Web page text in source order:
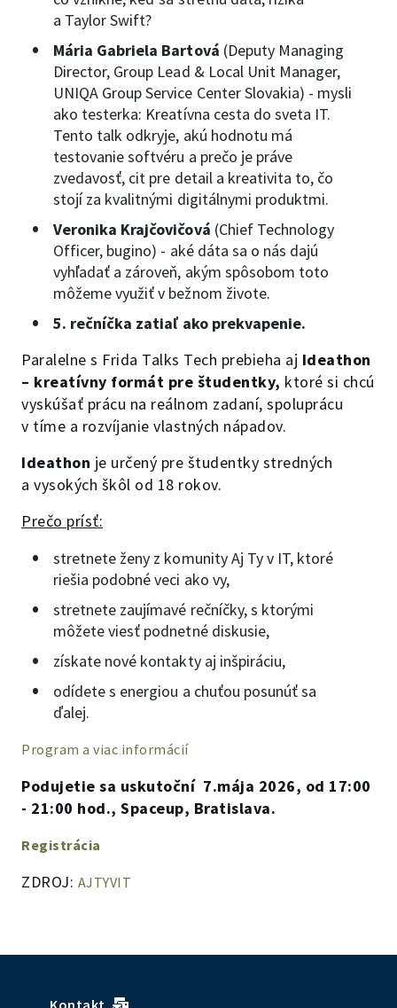
a Taylor Swift?
Mária Gabriela Bartová (Deputy Managing
Director, Group Lead & Local Unit Manager,
UNIQA Group Service Center Slovakia) - mysli
ako testerka: Kreatívna cesta do sveta IT.
Tento talk odkryje, akú hodnotu má
testovanie softvéru a prečo je práve
zvedavosť, cit pre detail a kreativita to, čo
stojí za kvalitnými digitálnymi produktmi.
Veronika Krajčovičová (Chief Technology
Officer, bugino) - aké dáta sa o nás dajú
vyhľadať a zároveň, akým spôsobom toto
môžeme využiť v bežnom živote.
5. rečníčka zatiaľ ako prekvapenie.
Paralelne s Frida Talks Tech prebieha aj Ideathon
– kreatívny formát pre študentky, ktoré si chcú
vyskúšať prácu na reálnom zadaní, spoluprácu
v tíme a rozvíjanie vlastných nápadov.
Ideathon je určený pre študentky stredných
a vysokých škôl od 18 rokov.
Prečo prísť:
stretnete ženy z komunity Aj Ty v IT, ktoré
riešia podobné veci ako vy,
stretnete zaujímavé rečníčky, s ktorými
môžete viesť podnetné diskusie,
získate nové kontakty aj inšpiráciu,
odídete s energiou a chuťou posunúť sa
ďalej.
Program a viac informácií
Podujetie sa uskutoční 7.mája 2026, od 17:00
- 21:00 hod., Spaceup, Bratislava.
Registrácia
ZDROJ: AJTYVIT
Kontakt